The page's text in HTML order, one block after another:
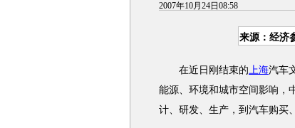
2007年10月24日08:58
来源：经济
在近日刚结束的上海汽车
能源、环境和城市空间影响，
计、研发、生产，到汽车购买